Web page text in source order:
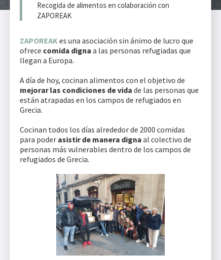
Recogida de alimentos en colaboración con
ZAPOREAK
ZAPOREAKes una asociación sin ánimo de lucro que
ofrece comida digna a las personas refugiadas que
llegan a Europa.
A día de hoy, cocinan alimentos con el objetivo de
mejorar las condiciones de vida de las personas que
están atrapadas en los campos de refugiados en
Grecia.
Cocinan todos los días alrededor de 2000 comidas
para poder asistir de manera digna al colectivo de
personas más vulnerables dentro de los campos de
refugiados de Grecia.